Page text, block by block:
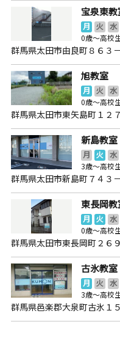
宝泉東教
月 火 水
0歳～高校
群馬県太田市由良町８６３
旭教室
月 火 水
0歳～高校
群馬県太田市東矢島町１２
新島教室
月 火 水
3歳～高校
群馬県太田市新島町７４
東長岡教
月 火 水
0歳～高校
群馬県太田市東長岡町２６
古氷教室
月 火 水
3歳～高校
群馬県邑楽郡大泉町古氷１